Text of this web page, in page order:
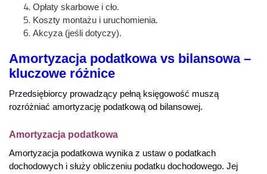
Opłaty skarbowe i cło.
Koszty montażu i uruchomienia.
Akcyza (jeśli dotyczy).
Amortyzacja podatkowa vs bilansowa –
kluczowe różnice
Przedsiębiorcy prowadzący pełną księgowość muszą
rozróżniać amortyzację podatkową od bilansowej.
Amortyzacja podatkowa
Amortyzacja podatkowa wynika z ustaw o podatkach
dochodowych i służy obliczeniu podatku dochodowego. Jej